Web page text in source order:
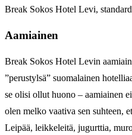
Break Sokos Hotel Levi,
Aamiainen
Break Sokos Hotel Levin
”perustylsä” suomalainen
se olisi ollut huono – aamiainen
olen melko vaativa sen suhteen,
Leipää, leikkeleitä, jugurttia,